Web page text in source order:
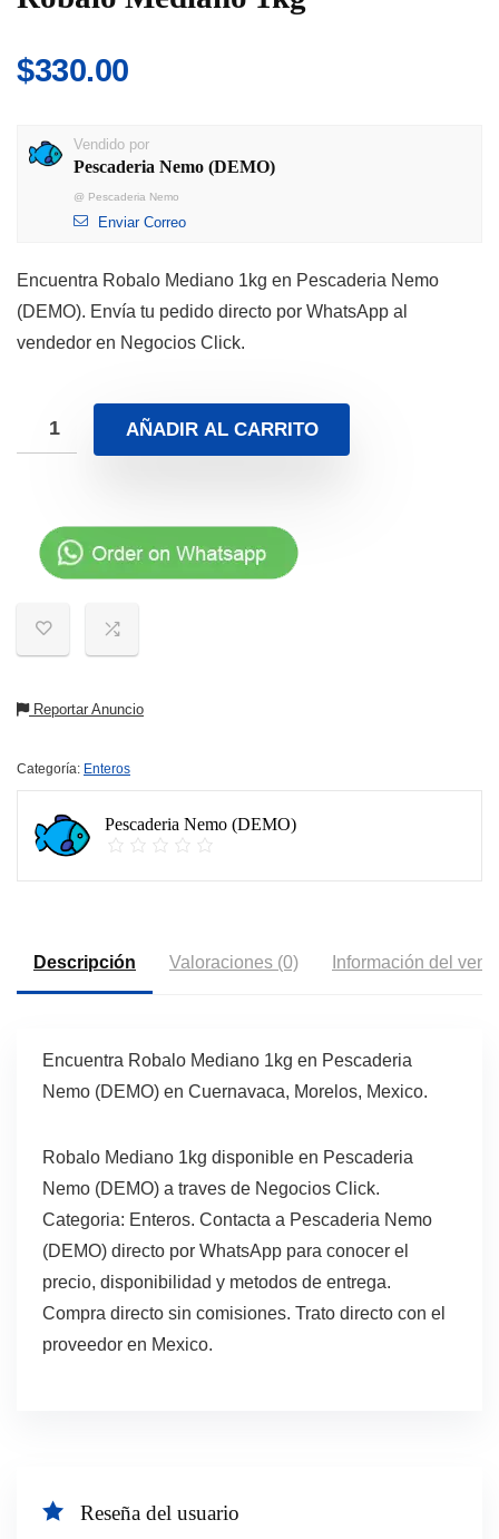
$330.00
Vendido por
Pescaderia Nemo (DEMO)
@ Pescaderia Nemo
Enviar Correo
Encuentra Robalo Mediano 1kg en Pescaderia Nemo
(DEMO). Envía tu pedido directo por WhatsApp al
vendedor en Negocios Click.
AÑADIR AL CARRITO
Reportar Anuncio
Categoría: Enteros
Pescaderia Nemo (DEMO)
Descripción Valoraciones (0) Información del
Encuentra Robalo Mediano 1kg en Pescaderia
Nemo (DEMO) en Cuernavaca, Morelos, Mexico.
Robalo Mediano 1kg disponible en Pescaderia
Nemo (DEMO) a traves de Negocios Click.
Categoria: Enteros. Contacta a Pescaderia Nemo
(DEMO) directo por WhatsApp para conocer el
precio, disponibilidad y metodos de entrega.
Compra directo sin comisiones. Trato directo con el
proveedor en Mexico.
Reseña del usuario